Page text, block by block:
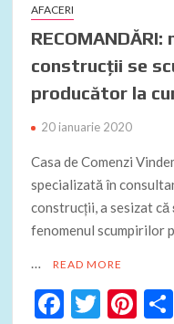
AFACERI
construcții se
producător la
20 ianuarie 2020
Casa de Comenzi
specializată în
construcții, a sesizat
fenomenul scumpirilor
…
READ MORE
F
T
Pi